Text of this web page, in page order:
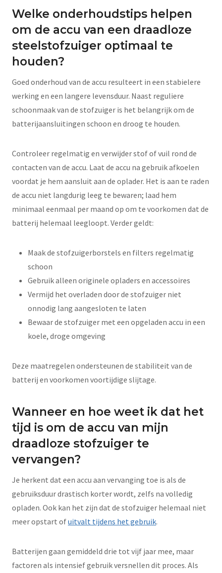
Welke onderhoudstips helpen
om de accu van een draadloze
steelstofzuiger optimaal te
houden?
Goed onderhoud van de accu resulteert in een stabielere
werking en een langere levensduur. Naast reguliere
schoonmaak van de stofzuiger is het belangrijk om de
batterijaansluitingen schoon en droog te houden.
Controleer regelmatig en verwijder stof of vuil rond de
contacten van de accu. Laat de accu na gebruik afkoelen
voordat je hem aansluit aan de oplader. Het is aan te raden
de accu niet langdurig leeg te bewaren; laad hem
minimaal eenmaal per maand op om te voorkomen dat de
batterij helemaal leegloopt. Verder geldt:
Maak de stofzuigerborstels en filters regelmatig
schoon
Gebruik alleen originele opladers en accessoires
Vermijd het overladen door de stofzuiger niet
onnodig lang aangesloten te laten
Bewaar de stofzuiger met een opgeladen accu in een
koele, droge omgeving
Deze maatregelen ondersteunen de stabiliteit van de
batterij en voorkomen voortijdige slijtage.
Wanneer en hoe weet ik dat het
tijd is om de accu van mijn
draadloze stofzuiger te
vervangen?
Je herkent dat een accu aan vervanging toe is als de
gebruiksduur drastisch korter wordt, zelfs na volledig
opladen. Ook kan het zijn dat de stofzuiger helemaal niet
meer opstart ofuitvalt tijdens het gebruik.
Batterijen gaan gemiddeld drie tot vijf jaar mee, maar
factoren als intensief gebruik versnellen dit proces. Als